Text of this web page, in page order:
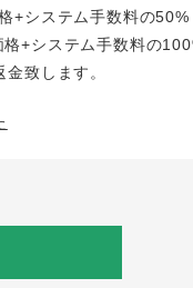
+システム手数料の50%
+システム手数料の
致します。